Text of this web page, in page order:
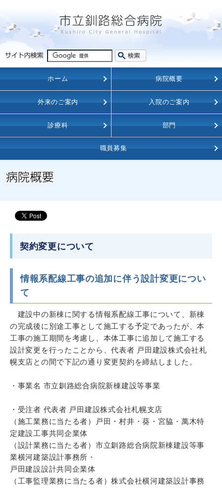
ホーム 病院概要
外来のご案内 入院のご案内
診療科 部門
職員募集
契約変更について
情報系配線工事の追加に伴う設計変更につい
て
建設中の新棟に関する情報系配線工事について、新棟
の完成後に別途工事として施工する予定であったが、本
工事の施工期間を考慮し、本体工事に追加して施工する
設計変更を行ったことから、代表者 戸田建設株式会社札
幌支店との間で下記の通り変更契約を締結しました。
・事業名 市立釧路総合病院新棟建設等事業
・受注者 代表者 戸田建設株式会社札幌支店
（施工業務に当たる者）戸田・村井・葵・宮脇・萬木特
定建設工事共同企業体
（設計業務に当たる者）市立釧路総合病院新棟建設等事
業横河建築設計事務所・
戸田建設設計共同企業体
（工事監理業務に当たる者）株式会社横河建築設計事務